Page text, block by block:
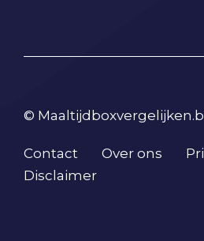
©
Contact Over ons
Disclaimer